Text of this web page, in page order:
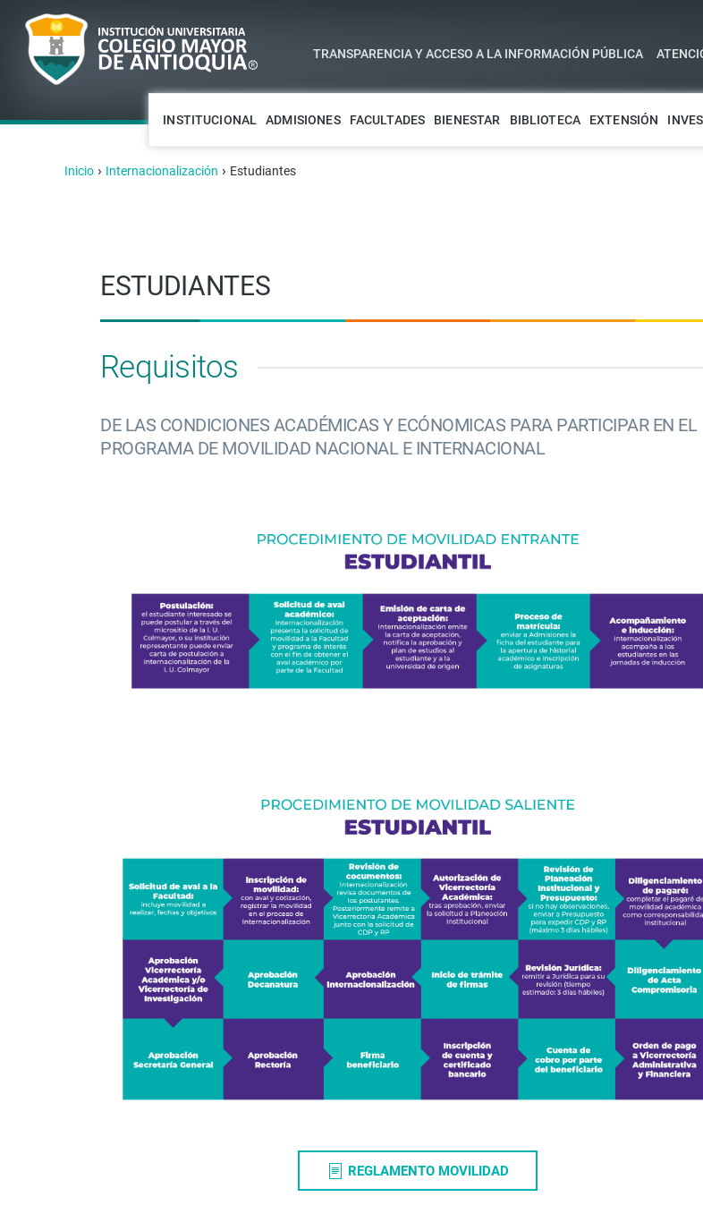
TRANSPARENCIA Y ACCESO A LA INFORMACIÓN PÚBLICA
INSTITUCIONAL ADMISIONES FACULTADES BIENESTAR BIBLIOTECA EXTENSIÓN
Inicio › Internacionalización › Estudiantes
ESTUDIANTES
Requisitos
DE LAS CONDICIONES ACADÉMICAS Y ECÓNOMICAS PARA PARTICIPAR EN EL
PROGRAMA DE MOVILIDAD NACIONAL E INTERNACIONAL
REGLAMENTO MOVILIDAD